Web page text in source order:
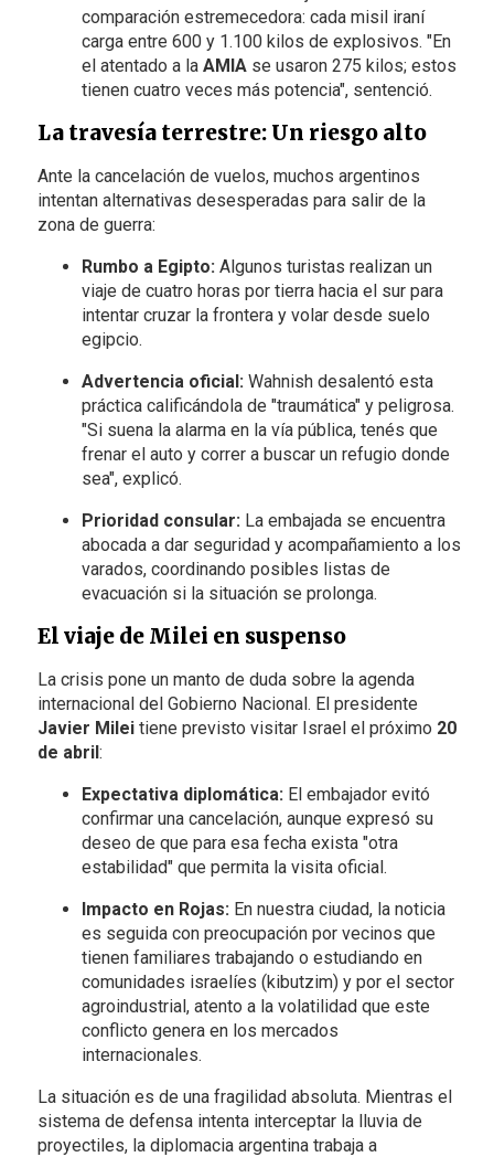
comparación estremecedora: cada misil iraní
carga entre 600 y 1.100 kilos de explosivos. "En
el atentado a la AMIAse usaron 275 kilos; estos
tienen cuatro veces más potencia", sentenció.
La travesía terrestre: Un riesgo alto
Ante la cancelación de vuelos, muchos argentinos
intentan alternativas desesperadas para salir de la
zona de guerra:
Rumbo a Egipto:Algunos turistas realizan un
viaje de cuatro horas por tierra hacia el sur para
intentar cruzar la frontera y volar desde suelo
egipcio.
Advertencia oficial:Wahnish desalentó esta
práctica calificándola de "traumática" y peligrosa.
"Si suena la alarma en la vía pública, tenés que
frenar el auto y correr a buscar un refugio donde
sea", explicó.
Prioridad consular:La embajada se encuentra
abocada a dar seguridad y acompañamiento a los
varados, coordinando posibles listas de
evacuación si la situación se prolonga.
El viaje de Milei en suspenso
La crisis pone un manto de duda sobre la agenda
internacional del Gobierno Nacional. El presidente
Javier Mileitiene previsto visitar Israel el próximo 20
de abril:
Expectativa diplomática:El embajador evitó
confirmar una cancelación, aunque expresó su
deseo de que para esa fecha exista "otra
estabilidad" que permita la visita oficial.
Impacto en Rojas:En nuestra ciudad, la noticia
es seguida con preocupación por vecinos que
tienen familiares trabajando o estudiando en
comunidades israelíes (kibutzim) y por el sector
agroindustrial, atento a la volatilidad que este
conflicto genera en los mercados
internacionales.
La situación es de una fragilidad absoluta. Mientras el
sistema de defensa intenta interceptar la lluvia de
proyectiles, la diplomacia argentina trabaja a